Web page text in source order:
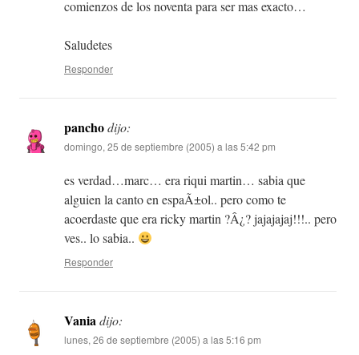
comienzos de los noventa para ser mas exacto…
Saludetes
Responder
panchodijo:
domingo, 25 de septiembre (2005) a las 5:42 pm
es verdad…marc… era riqui martin… sabia que
alguien la canto en espaÃ±ol.. pero como te
acoerdaste que era ricky martin ?Â¿? jajajajaj!!!.. pero
ves.. lo sabia..
Responder
Vaniadijo:
lunes, 26 de septiembre (2005) a las 5:16 pm